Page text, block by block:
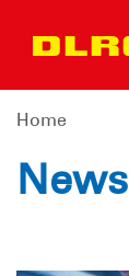
Home